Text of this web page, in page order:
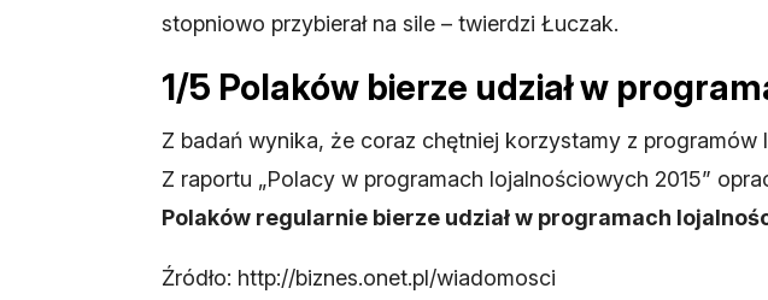
stopniowo przybierał na sile – twierdzi Łuczak.
1/5 Polaków bierze udział w
Z badań wynika, że coraz chętniej korzystamy z
Z raportu „Polacy w programach lojalnościowych 2015”
Polaków regularnie bierze udział w programach
Źródło: http://biznes.onet.pl/wiadomosci